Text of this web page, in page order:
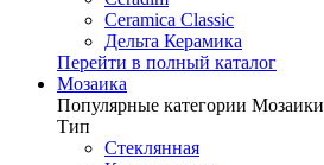
Ceramica Classic
Дельта Керамика
Перейти в полный каталог
Мозаика
Популярные категории Мозаики
Тип
Стеклянная